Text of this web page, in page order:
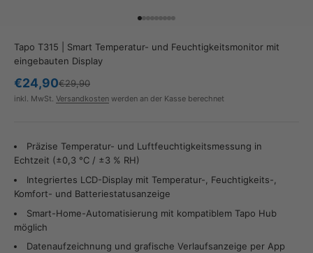
Tapo T315 | Smart Temperatur- und Feuchtigkeitsmonitor mit
eingebauten Display
Angebot
€24,90Regulärer Preis
€29,90
inkl. MwSt. Versandkosten werden an der Kasse berechnet
Präzise Temperatur- und Luftfeuchtigkeitsmessung in
Echtzeit (±0,3 °C / ±3 % RH)
Integriertes LCD-Display mit Temperatur-, Feuchtigkeits-,
Komfort- und Batteriestatusanzeige
Smart-Home-Automatisierung mit kompatiblem Tapo Hub
möglich
Datenaufzeichnung und grafische Verlaufsanzeige per App